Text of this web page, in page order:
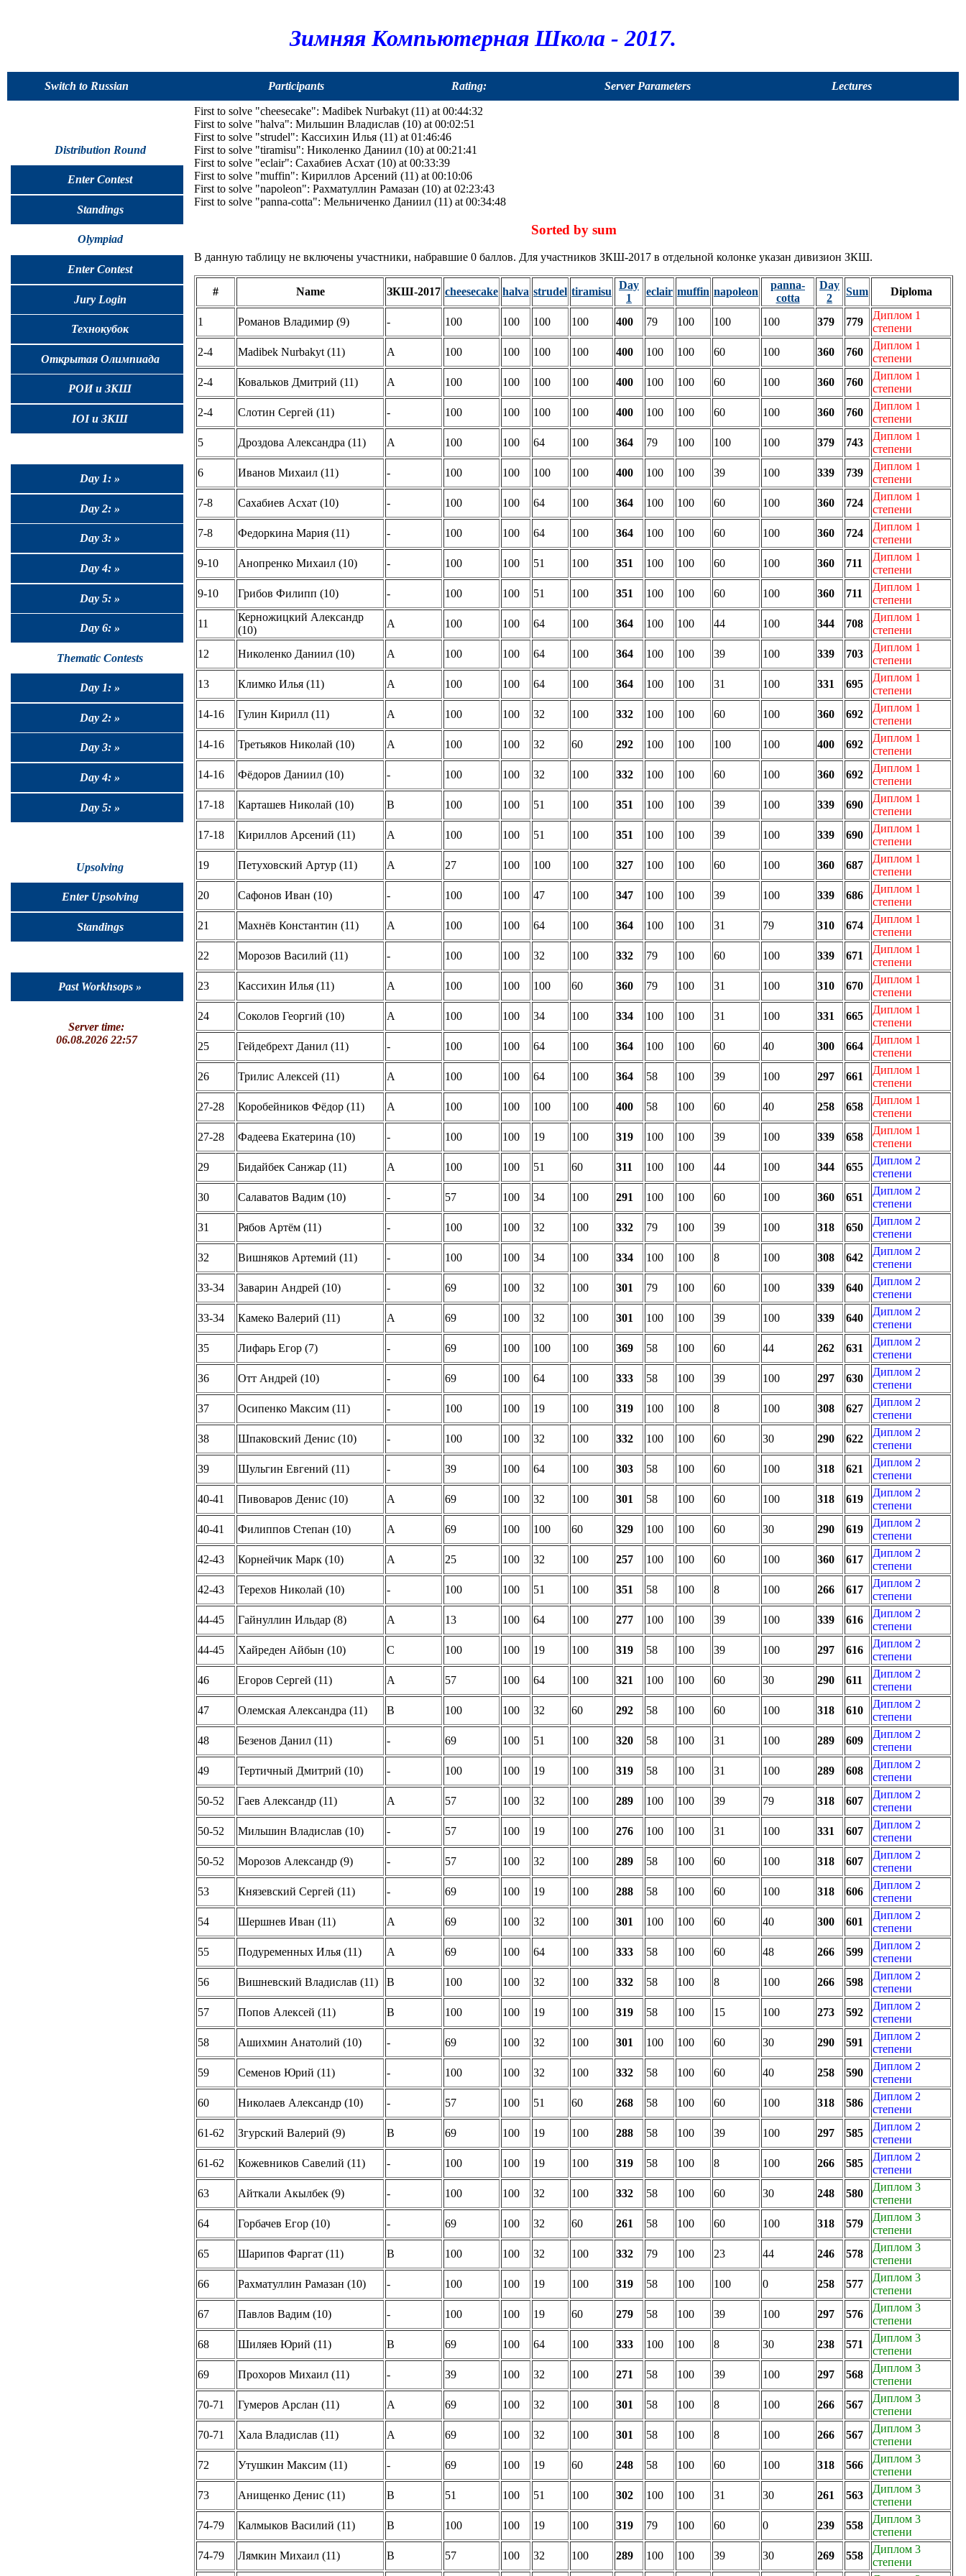
Зимняя Компьютерная Школа - 2017.
Switch to Russian Participants Rating: Server Parameters Lectures
Distribution Round
Enter Contest
Standings
Olympiad
Enter Contest
Jury Login
Технокубок
Открытая Олимпиада
РОИ и ЗКШ
IOI и ЗКШ
Day 1: »
Day 2: »
Day 3: »
Day 4: »
Day 5: »
Day 6: »
Thematic Contests
Day 1: »
Day 2: »
Day 3: »
Day 4: »
Day 5: »
Upsolving
Enter Upsolving
Standings
Past Workhsops »
Server time:
06.08.2026 22:57
First to solve "cheesecake": Madibek Nurbakyt (11) at 00:44:32
First to solve "halva": Мильшин Владислав (10) at 00:02:51
First to solve "strudel": Кассихин Илья (11) at 01:46:46
First to solve "tiramisu": Николенко Даниил (10) at 00:21:41
First to solve "eclair": Сахабиев Асхат (10) at 00:33:39
First to solve "muffin": Кириллов Арсений (11) at 00:10:06
First to solve "napoleon": Рахматуллин Рамазан (10) at 02:23:43
First to solve "panna-cotta": Мельниченко Даниил (11) at 00:34:48
Sorted by sum
В данную таблицу не включены участники, набравшие 0 баллов. Для участников ЗКШ-2017 в отдельной колонке указан дивизион ЗКШ.
# Name ЗКШ-2017 cheesecake halva strudel tiramisu
Day
1
eclair muffin napoleon
panna-
cotta
Day
2
Sum Diploma
1 Романов Владимир (9) - 100 100 100 100 400 79 100 100 100 379 779
Диплом 1
степени
2-4
Madibek Nurbakyt (11) A 100 100 100 100 400 100 100 60 100 360 760
Диплом 1
степени
2-4
Ковальков Дмитрий (11) A 100 100 100 100 400 100 100 60 100 360 760
Диплом 1
степени
2-4
Слотин Сергей (11) - 100 100 100 100 400 100 100 60 100 360 760
Диплом 1
степени
5
Дроздова Александра (11) A 100 100 64 100 364 79 100 100 100 379 743
Диплом 1
степени
6
Иванов Михаил (11) - 100 100 100 100 400 100 100 39 100 339 739
Диплом 1
степени
7-8
Сахабиев Асхат (10) - 100 100 64 100 364 100 100 60 100 360 724
Диплом 1
степени
7-8
Федоркина Мария (11) - 100 100 64 100 364 100 100 60 100 360 724
Диплом 1
степени
9-10
Анопренко Михаил (10) - 100 100 51 100 351 100 100 60 100 360 711
Диплом 1
степени
9-10
Грибов Филипп (10) - 100 100 51 100 351 100 100 60 100 360 711
Диплом 1
степени
11
Керножицкий Александр
(10)
A 100 100 64 100 364 100 100 44 100 344 708
Диплом 1
степени
12
Николенко Даниил (10) A 100 100 64 100 364 100 100 39 100 339 703
Диплом 1
степени
13
Климко Илья (11) A 100 100 64 100 364 100 100 31 100 331 695
Диплом 1
степени
14-16
Гулин Кирилл (11) A 100 100 32 100 332 100 100 60 100 360 692
Диплом 1
степени
14-16
Третьяков Николай (10) A 100 100 32 60 292 100 100 100 100 400 692
Диплом 1
степени
14-16
Фёдоров Даниил (10) - 100 100 32 100 332 100 100 60 100 360 692
Диплом 1
степени
17-18
Карташев Николай (10) B 100 100 51 100 351 100 100 39 100 339 690
Диплом 1
степени
17-18
Кириллов Арсений (11) A 100 100 51 100 351 100 100 39 100 339 690
Диплом 1
степени
19
Петуховский Артур (11) A 27 100 100 100 327 100 100 60 100 360 687
Диплом 1
степени
20
Сафонов Иван (10) - 100 100 47 100 347 100 100 39 100 339 686
Диплом 1
степени
21
Махнёв Константин (11) A 100 100 64 100 364 100 100 31 79 310 674
Диплом 1
степени
22
Морозов Василий (11) - 100 100 32 100 332 79 100 60 100 339 671
Диплом 1
степени
23
Кассихин Илья (11) A 100 100 100 60 360 79 100 31 100 310 670
Диплом 1
степени
24
Соколов Георгий (10) A 100 100 34 100 334 100 100 31 100 331 665
Диплом 1
степени
25
Гейдебрехт Данил (11) - 100 100 64 100 364 100 100 60 40 300 664
Диплом 1
степени
26
Трилис Алексей (11) A 100 100 64 100 364 58 100 39 100 297 661
Диплом 1
степени
27-28
Коробейников Фёдор (11) A 100 100 100 100 400 58 100 60 40 258 658
Диплом 1
степени
27-28
Фадеева Екатерина (10) - 100 100 19 100 319 100 100 39 100 339 658
Диплом 1
степени
29
Бидайбек Санжар (11) A 100 100 51 60 311 100 100 44 100 344 655
Диплом 2
степени
30
Салаватов Вадим (10) - 57 100 34 100 291 100 100 60 100 360 651
Диплом 2
степени
31
Рябов Артём (11) - 100 100 32 100 332 79 100 39 100 318 650
Диплом 2
степени
32
Вишняков Артемий (11) - 100 100 34 100 334 100 100 8 100 308 642
Диплом 2
степени
33-34
Заварин Андрей (10) - 69 100 32 100 301 79 100 60 100 339 640
Диплом 2
степени
33-34
Камеко Валерий (11) A 69 100 32 100 301 100 100 39 100 339 640
Диплом 2
степени
35
Лифарь Егор (7) - 69 100 100 100 369 58 100 60 44 262 631
Диплом 2
степени
36
Отт Андрей (10) - 69 100 64 100 333 58 100 39 100 297 630
Диплом 2
степени
37
Осипенко Максим (11) - 100 100 19 100 319 100 100 8 100 308 627
Диплом 2
степени
38
Шпаковский Денис (10) - 100 100 32 100 332 100 100 60 30 290 622
Диплом 2
степени
39
Шульгин Евгений (11) - 39 100 64 100 303 58 100 60 100 318 621
Диплом 2
степени
40-41
Пивоваров Денис (10) A 69 100 32 100 301 58 100 60 100 318 619
Диплом 2
степени
40-41
Филиппов Степан (10) A 69 100 100 60 329 100 100 60 30 290 619
Диплом 2
степени
42-43
Корнейчик Марк (10) A 25 100 32 100 257 100 100 60 100 360 617
Диплом 2
степени
42-43
Терехов Николай (10) - 100 100 51 100 351 58 100 8 100 266 617
Диплом 2
степени
44-45
Гайнуллин Ильдар (8) A 13 100 64 100 277 100 100 39 100 339 616
Диплом 2
степени
44-45
Хайреден Айбын (10) С 100 100 19 100 319 58 100 39 100 297 616
Диплом 2
степени
46
Егоров Сергей (11) A 57 100 64 100 321 100 100 60 30 290 611
Диплом 2
степени
47
Олемская Александра (11) B 100 100 32 60 292 58 100 60 100 318 610
Диплом 2
степени
48
Безенов Данил (11) - 69 100 51 100 320 58 100 31 100 289 609
Диплом 2
степени
49
Тертичный Дмитрий (10) - 100 100 19 100 319 58 100 31 100 289 608
Диплом 2
степени
50-52
Гаев Александр (11) A 57 100 32 100 289 100 100 39 79 318 607
Диплом 2
степени
50-52
Мильшин Владислав (10) - 57 100 19 100 276 100 100 31 100 331 607
Диплом 2
степени
50-52
Морозов Александр (9) - 57 100 32 100 289 58 100 60 100 318 607
Диплом 2
степени
53
Князевский Сергей (11) - 69 100 19 100 288 58 100 60 100 318 606
Диплом 2
степени
54
Шершнев Иван (11) A 69 100 32 100 301 100 100 60 40 300 601
Диплом 2
степени
55
Подуременных Илья (11) A 69 100 64 100 333 58 100 60 48 266 599
Диплом 2
степени
56
Вишневский Владислав (11) B 100 100 32 100 332 58 100 8 100 266 598
Диплом 2
степени
57
Попов Алексей (11) B 100 100 19 100 319 58 100 15 100 273 592
Диплом 2
степени
58
Ашихмин Анатолий (10) - 69 100 32 100 301 100 100 60 30 290 591
Диплом 2
степени
59
Семенов Юрий (11) - 100 100 32 100 332 58 100 60 40 258 590
Диплом 2
степени
60
Николаев Александр (10) - 57 100 51 60 268 58 100 60 100 318 586
Диплом 2
степени
61-62
Згурский Валерий (9) B 69 100 19 100 288 58 100 39 100 297 585
Диплом 2
степени
61-62
Кожевников Савелий (11) - 100 100 19 100 319 58 100 8 100 266 585
Диплом 2
степени
63
Айткали Акылбек (9) - 100 100 32 100 332 58 100 60 30 248 580
Диплом 3
степени
64
Горбачев Егор (10) - 69 100 32 60 261 58 100 60 100 318 579
Диплом 3
степени
65
Шарипов Фаргат (11) B 100 100 32 100 332 79 100 23 44 246 578
Диплом 3
степени
66
Рахматуллин Рамазан (10) - 100 100 19 100 319 58 100 100 0 258 577
Диплом 3
степени
67
Павлов Вадим (10) - 100 100 19 60 279 58 100 39 100 297 576
Диплом 3
степени
68
Шиляев Юрий (11) B 69 100 64 100 333 100 100 8 30 238 571
Диплом 3
степени
69
Прохоров Михаил (11) - 39 100 32 100 271 58 100 39 100 297 568
Диплом 3
степени
70-71
Гумеров Арслан (11) A 69 100 32 100 301 58 100 8 100 266 567
Диплом 3
степени
70-71
Хала Владислав (11) A 69 100 32 100 301 58 100 8 100 266 567
Диплом 3
степени
72
Утушкин Максим (11) - 69 100 19 60 248 58 100 60 100 318 566
Диплом 3
степени
73
Анищенко Денис (11) B 51 100 51 100 302 100 100 31 30 261 563
Диплом 3
степени
74-79
Калмыков Василий (11) B 100 100 19 100 319 79 100 60 0 239 558
Диплом 3
степени
74-79
Лямкин Михаил (11) B 57 100 32 100 289 100 100 39 30 269 558
Диплом 3
степени